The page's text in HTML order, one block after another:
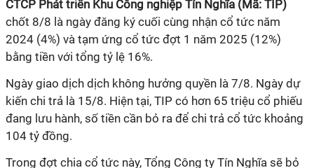
CTCP Phát triển Khu Công nghiệp Tín Nghĩa (Mã: TIP)
chốt 8/8 là ngày đăng ký cuối cùng nhận cổ tức năm
2024 (4%) và tạm ứng cổ tức đợt 1 năm 2025 (12%)
bằng tiền với tổng tỷ lệ 16%.
Ngày giao dịch dịch không hưởng quyền là 7/8. Ngày dự
kiến chi trả là 15/8. Hiện tại, TIP có hơn 65 triệu cổ phiếu
đang lưu hành, số tiền cần bỏ ra để chi trả cổ tức khoảng
104 tỷ đồng.
Trong đợt chia cổ tức này, Tổng Công ty Tín Nghĩa sẽ bỏ